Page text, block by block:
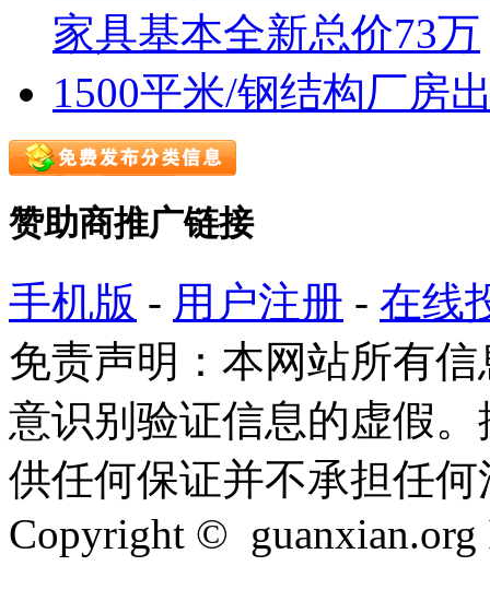
家具基本全新总价73万
1500平米/钢结构厂房
赞助商推广链接
手机版 - 用户注册 - 在线
免责声明：本网站所有
意识别验证信息的虚假
供任何保证并不承担任
Copyright © guanxian.org